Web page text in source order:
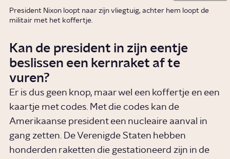
President Nixon loopt naar zijn vliegtuig, achter hem loopt de
militair met het koffertje.
Kan de president in zijn eentje
beslissen een kernraket af te
vuren?
Er is dus geen knop, maar wel een koffertje en een
kaartje met codes. Met die codes kan de
Amerikaanse president een nucleaire aanval in
gang zetten. De Verenigde Staten hebben
honderden raketten die gestationeerd zijn in de